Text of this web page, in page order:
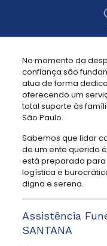
No momento da
confiança são
atua de forma
oferecendo um
total suporte às
São Paulo.
Sabemos que lidar
de um ente querido
está preparada
logística e
digna e serena.
Assistência
SANTANA